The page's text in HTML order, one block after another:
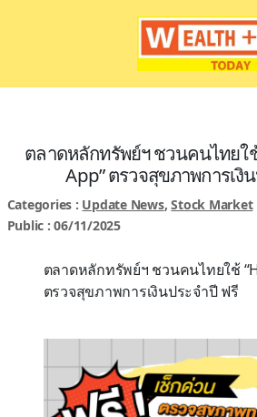
ตลาดหลักทรัพย์ฯ ชวนคนไทยใ
App” ตรวจสุขภาพการเงิ
Categories : Update News,Stock Market
Public : 06/11/2025
ตลาดหลักทรัพย์ฯ ชวนคนไทยใช้
ตรวจสุขภาพการเงินประจำปี ฟรี